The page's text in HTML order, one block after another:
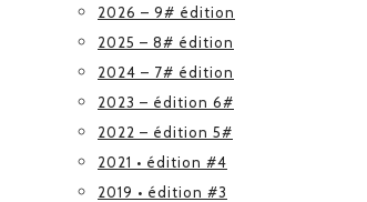
2026 – 9# édition
2025 – 8# édition
2024 – 7# édition
2023 – édition 6#
2022 – édition 5#
2021 • édition #4
2019 • édition #3